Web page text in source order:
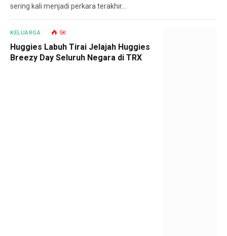
sering kali menjadi perkara terakhir…
KELUARGA 5K
Huggies Labuh Tirai Jelajah Huggies
Breezy Day Seluruh Negara di TRX